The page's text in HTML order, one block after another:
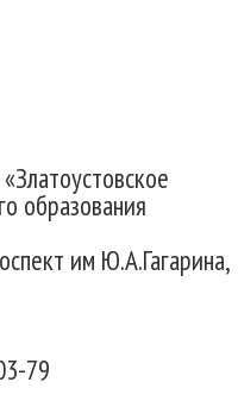
образования
им Ю.А.Гагарина,
79